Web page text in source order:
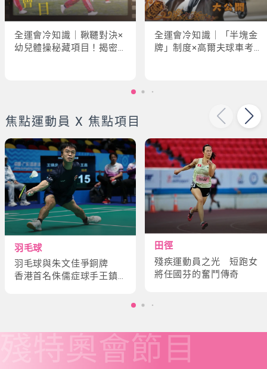
全運會冷知識｜鞦韆對決×
幼兒體操秘藏項目！揭密
全運會冷知識｜「半塊金
牌」制度×高爾夫球車考牌
焦點運動員 X 焦點項目
羽毛球
羽毛球與朱文佳爭銅牌
香港首名侏儒症球手王鎮
田徑
殘疾運動員之光 短跑女
將任國芬的奮鬥傳奇
殘特奧會節目